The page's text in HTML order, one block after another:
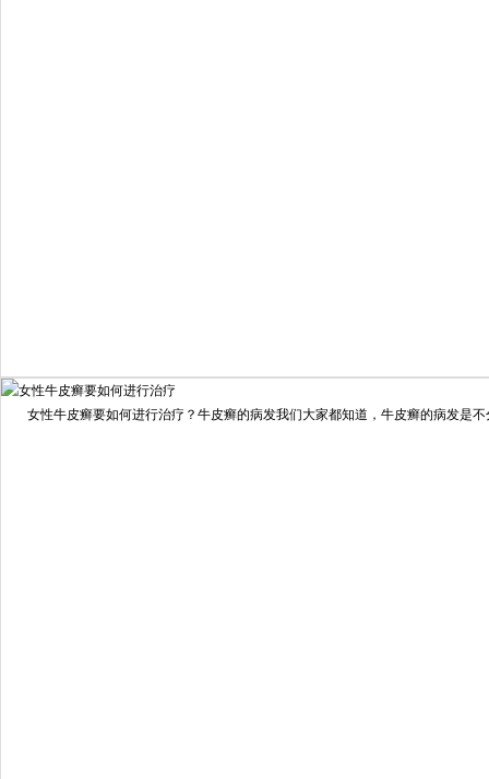
我要咨询 我要预约
女性牛皮癣要如何进行治疗？牛皮癣的病发我们大家都知道，牛皮癣的病发是不